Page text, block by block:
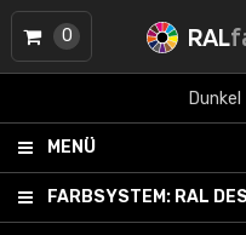
RAL
Dunkel
MENÜ
FARBSYSTEM: RAL
0